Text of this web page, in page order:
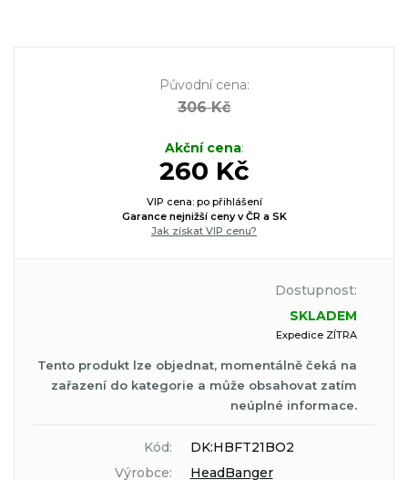
Původní cena:
306 Kč
Akční cena:
260 Kč
VIP cena: po přihlášení
Garance nejnižší ceny v ČR a SK
Jak získat VIP cenu?
Dostupnost:
SKLADEM
Expedice ZÍTRA
Tento produkt lze objednat, momentálně čeká na
zařazení do kategorie a může obsahovat zatím
neúplné informace.
Kód:
DK:HBFT21BO2
Výrobce:
HeadBanger